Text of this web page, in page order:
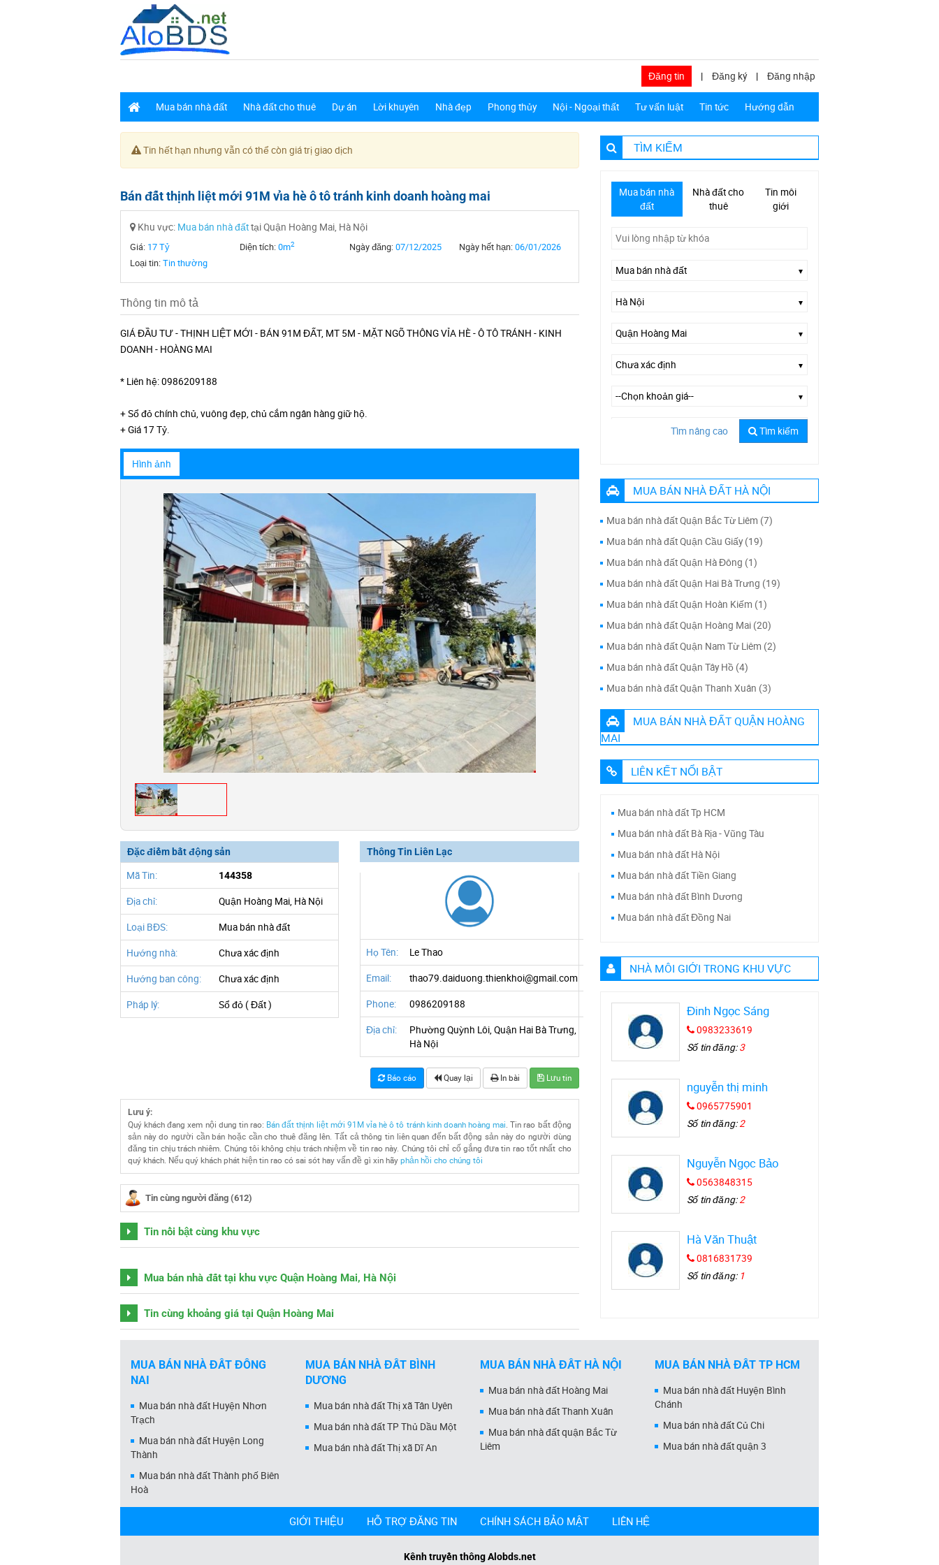
Đăng tin | Đăng ký | Đăng nhập
Mua bán nhà đất Nhà đất cho thuê Dự án Lời khuyên Nhà đẹp Phong thủy Nội - Ngoại thất Tư vấn luật Tin tức Hướng dẫn
Tin hết hạn nhưng vẫn có thể còn giá trị giao dịch
Bán đất thịnh liệt mới 91M vỉa hè ô tô tránh kinh doanh hoàng mai
Khu vực: Mua bán nhà đấttại Quận Hoàng Mai, Hà Nội
Giá: 17 Tỷ Diện tích:0m2 Ngày đăng:07/12/2025 Ngày hết hạn:06/01/2026
Loại tin:Tin thường
Thông tin mô tả
GIÁ ĐẦU TƯ - THỊNH LIỆT MỚI - BÁN 91M ĐẤT, MT 5M - MẶT NGÕ THÔNG VỈA HÈ - Ô TÔ TRÁNH - KINH
DOANH - HOÀNG MAI
* Liên hệ: 0986209188
+ Sổ đỏ chính chủ, vuông đẹp, chủ cắm ngân hàng giữ hộ.
+ Giá 17 Tỷ.
Hình ảnh
Đặc điểm bất động sản
Mã Tin: 144358
Địa chỉ: Quận Hoàng Mai, Hà Nội
Loại BĐS: Mua bán nhà đất
Hướng nhà: Chưa xác định
Hướng ban công: Chưa xác định
Pháp lý: Sổ đỏ ( Đất )
Thông Tin Liên Lạc
Họ Tên: Le Thao
Email: thao79.daiduong.thienkhoi@gmail.com
Phone: 0986209188
Địa chỉ:
Phường Quỳnh Lôi, Quận Hai Bà Trưng,
Hà Nội
Báo cáo Quay lại In bài Lưu tin
Lưu ý:
Quý khách đang xem nội dung tin rao: Bán đất thịnh liệt mới 91M vỉa hè ô tô tránh kinh doanh hoàng mai. Tin rao bất động
sản này do người cần bán hoặc cần cho thuê đăng lên. Tất cả thông tin liên quan đến bất động sản này do người dùng
đăng tin chịu trách nhiêm. Chúng tôi không chịu trách nhiệm về tin rao này. Chúng tôi chỉ cố gắng đưa tin rao tốt nhất cho
quý khách. Nếu quý khách phát hiện tin rao có sai sót hay vấn đề gì xin hãy phản hồi cho chúng tôi
Tin cùng người đăng (612)
Tin nổi bật cùng khu vực
Mua bán nhà đất tại khu vực Quận Hoàng Mai, Hà Nội
Tin cùng khoảng giá tại Quận Hoàng Mai
TÌM KIẾM
Mua bán nhà
đất
Nhà đất cho
thuê
Tin môi
giới
Tìm nâng cao Tìm kiếm
MUA BÁN NHÀ ĐẤT HÀ NỘI
Mua bán nhà đất Quận Bắc Từ Liêm (7)
Mua bán nhà đất Quận Cầu Giấy (19)
Mua bán nhà đất Quận Hà Đông (1)
Mua bán nhà đất Quận Hai Bà Trưng (19)
Mua bán nhà đất Quận Hoàn Kiếm (1)
Mua bán nhà đất Quận Hoàng Mai (20)
Mua bán nhà đất Quận Nam Từ Liêm (2)
Mua bán nhà đất Quận Tây Hồ (4)
Mua bán nhà đất Quận Thanh Xuân (3)
MUA BÁN NHÀ ĐẤT QUẬN HOÀNG
MAI
LIÊN KẾT NỔI BẬT
Mua bán nhà đất Tp HCM
Mua bán nhà đất Bà Rịa - Vũng Tàu
Mua bán nhà đất Hà Nội
Mua bán nhà đất Tiền Giang
Mua bán nhà đất Bình Dương
Mua bán nhà đất Đồng Nai
NHÀ MÔI GIỚI TRONG KHU VỰC
Đinh Ngọc Sáng
0983233619
Số tin đăng:3
nguyễn thị minh
0965775901
Số tin đăng:2
Nguyễn Ngọc Bảo
0563848315
Số tin đăng:2
Hà Văn Thuật
0816831739
Số tin đăng: 1
MUA BÁN NHÀ ĐẤT ĐỒNG
NAI
Mua bán nhà đất Huyện Nhơn
Trạch
Mua bán nhà đất Huyện Long
Thành
Mua bán nhà đất Thành phố Biên
Hoà
MUA BÁN NHÀ ĐẤT BÌNH
DƯƠNG
Mua bán nhà đất Thị xã Tân Uyên
Mua bán nhà đất TP Thủ Dầu Một
Mua bán nhà đất Thị xã Dĩ An
MUA BÁN NHÀ ĐẤT HÀ NỘI
Mua bán nhà đất Hoàng Mai
Mua bán nhà đất Thanh Xuân
Mua bán nhà đất quận Bắc Từ
Liêm
MUA BÁN NHÀ ĐẤT TP HCM
Mua bán nhà đất Huyện Bình
Chánh
Mua bán nhà đất Củ Chi
Mua bán nhà đất quận 3
GIỚI THIỆU HỖ TRỢ ĐĂNG TIN CHÍNH SÁCH BẢO MẬT LIÊN HỆ
Kênh truyền thông Alobds.net